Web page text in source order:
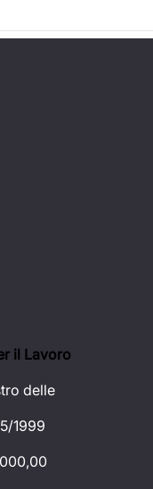
il Lavoro
delle
1999